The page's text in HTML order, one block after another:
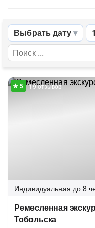
Выбрать дату
19 отзывов
Индивидуальная до 8
Ремесленная
Тобольска